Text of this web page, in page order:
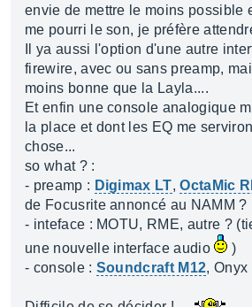
envie de mettre le moins possible
me pourri le son, je préfère
Il ya aussi l'option d'une autre
firewire, avec ou sans preamp,
moins bonne que la Layla....
Et enfin une console analogique
la place et dont les EQ me
chose...
so what ? :
- preamp : Digimax LT,OctaMic
de Focusrite annoncé au NAMM ?
- inteface : MOTU, RME, autre ?
une nouvelle interface audio
)
- console : Soundcraft M12, Onyx